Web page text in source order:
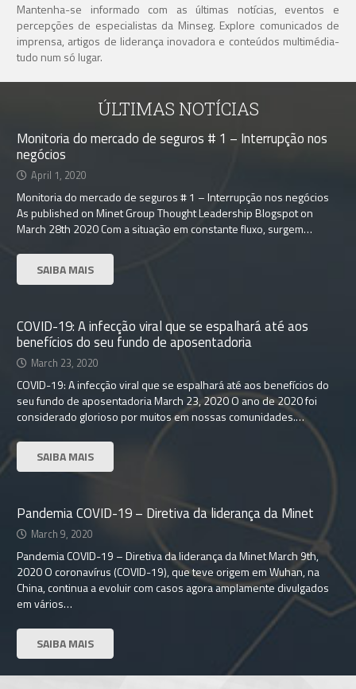
Mantenha-se informado com as últimas notícias, eventos e
percepções de especialistas da Minseg. Explore comunicados de
imprensa, artigos de liderança inovadora e conteúdos multimédia-
tudo num só lugar.
ÚLTIMAS NOTÍCIAS
Monitoria do mercado de seguros # 1 – Interrupção nos
negócios
April 1, 2020
Monitoria do mercado de seguros # 1 – Interrupção nos negócios
As published on Minet Group Thought Leadership Blogspot on
March 28th 2020 Com a situação em constante fluxo, surgem…
SAIBA MAIS
COVID-19: A infecção viral que se espalhará até aos
benefícios do seu fundo de aposentadoria
March 23, 2020
COVID-19: A infecção viral que se espalhará até aos benefícios do
seu fundo de aposentadoria March 23, 2020 O ano de 2020 foi
considerado glorioso por muitos em nossas comunidades.…
SAIBA MAIS
Pandemia COVID-19 – Diretiva da liderança da Minet
March 9, 2020
Pandemia COVID-19 – Diretiva da liderança da Minet March 9th,
2020 O coronavírus (COVID-19), que teve origem em Wuhan, na
China, continua a evoluir com casos agora amplamente divulgados
em vários…
SAIBA MAIS